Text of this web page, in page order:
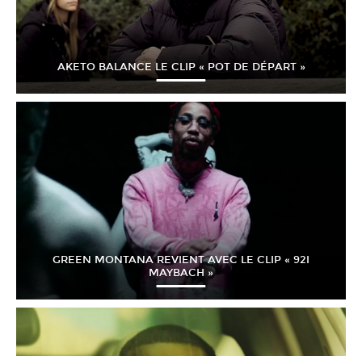
AKETO BALANCE LE CLIP « POT DE DÉPART »
GREEN MONTANA REVIENT AVEC LE CLIP « 92I
MAYBACH »